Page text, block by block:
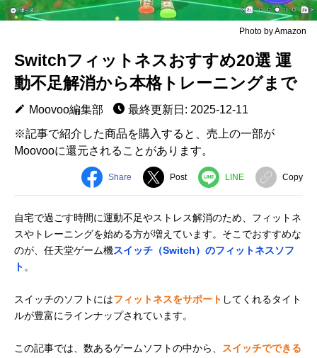
Photo by Amazon
Switchフィットネスおすすめ20選 運
動不足解消から本格トレーニングまで
Moovoo編集部
最終更新日: 2025-12-11
※記事で紹介した商品を購入すると、売上の一部が
Moovooに還元されることがあります。
Share Post LINE Copy
自宅で過ごす時間に運動不足やストレス解消のため、フィットネ
スやトレーニングを始める方が増えています。そこでおすすめな
のが、任天堂ゲーム機スイッチ（Switch）のフィットネスソフ
ト 。
スイッチのソフトにはフィットネスをサポート してくれるタイト
ルが豊富にラインナップされています。
この記事では、数あるゲームソフトの中から、
スイッチでできる